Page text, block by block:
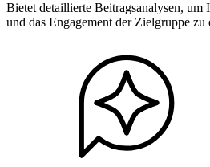
Bietet detaillierte Beitragsanalysen, um
und das Engagement der Zielgruppe zu